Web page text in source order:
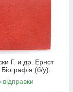
Г. и др. Ернст
(б/у).